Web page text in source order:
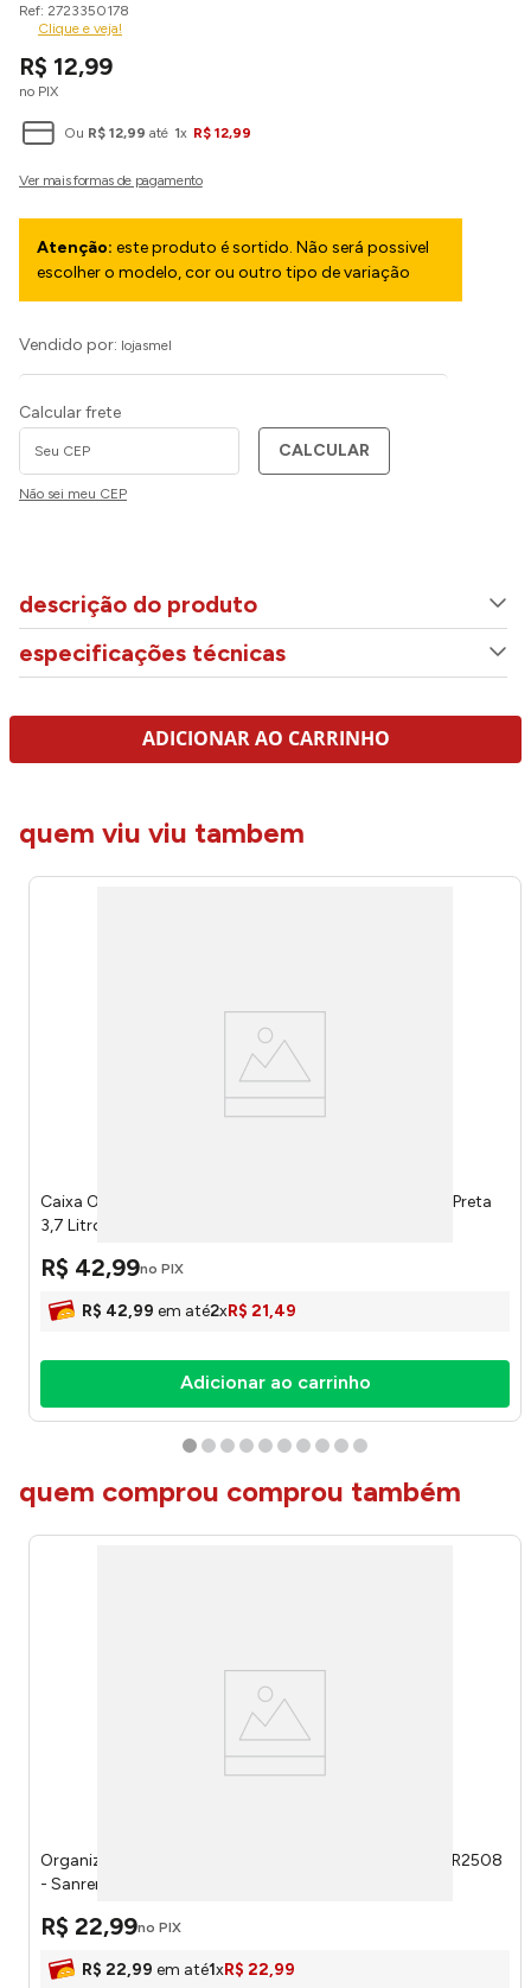
2723350178
Clique e veja!
R$ 12,99
no PIX
Ou R$ 12,99 até 1x R$ 12,99
Atenção: este produto é sortido. Não será possivel
escolher o modelo, cor ou outro tipo de variação
Vendido por: lojasmel
Calcular frete
CALCULAR
Não sei meu CEP
descrição do produto
especificações técnicas
ADICIONAR AO CARRINHO
quem viu viu tambem
Caixa Organizadora Alongada Juta Com Tampa Teca Preta
3,7 Litros 257006M03 - Nitron
R$ 42,99no PIX
R$ 42,99 em até2xR$ 21,49
Adicionar ao carrinho
quem comprou comprou também
Organizador Multiuso Plástico Transparente 8 Litros SR2508
- Sanremo
R$ 22,99no PIX
R$ 22,99 em até1xR$ 22,99